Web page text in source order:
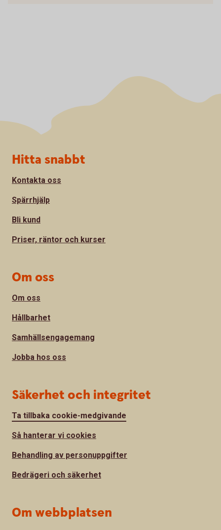
Sidfot
Hitta snabbt
Kontakta oss
Spärrhjälp
Bli kund
Priser, räntor och kurser
Om oss
Om oss
Hållbarhet
Samhällsengagemang
Jobba hos oss
Säkerhet och integritet
Ta tillbaka cookie-medgivande
Så hanterar vi cookies
Behandling av personuppgifter
Bedrägeri och säkerhet
Om webbplatsen